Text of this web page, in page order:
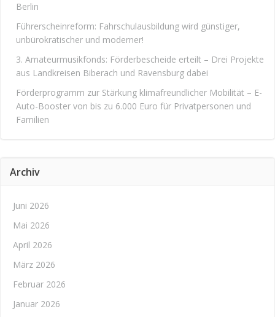
Berlin
Führerscheinreform: Fahrschulausbildung wird günstiger,
unbürokratischer und moderner!
3. Amateurmusikfonds: Förderbescheide erteilt – Drei Projekte
aus Landkreisen Biberach und Ravensburg dabei
Förderprogramm zur Stärkung klimafreundlicher Mobilität – E-
Auto-Booster von bis zu 6.000 Euro für Privatpersonen und
Familien
Archiv
Juni 2026
Mai 2026
April 2026
März 2026
Februar 2026
Januar 2026